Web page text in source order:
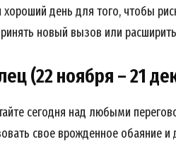
хороший день для того, чтобы
новый вызов или
(22 ноября – 21
сегодня над любыми
свое врожденное обаяние